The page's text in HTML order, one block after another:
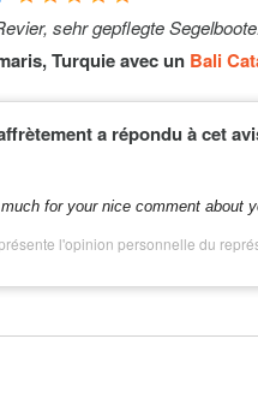
Iron 827 Speed boat (300
Dinghy: 1000€ deposit;
Yamaha (Subject to availability)
+ 10 capsules
sehr gepflegte
Turquie avec un Bali
a répondu à cet
for your nice comment about
l'opinion personnelle du